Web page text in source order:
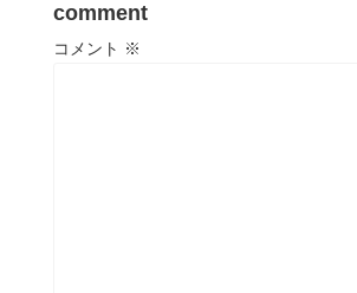
comment
コメント ※